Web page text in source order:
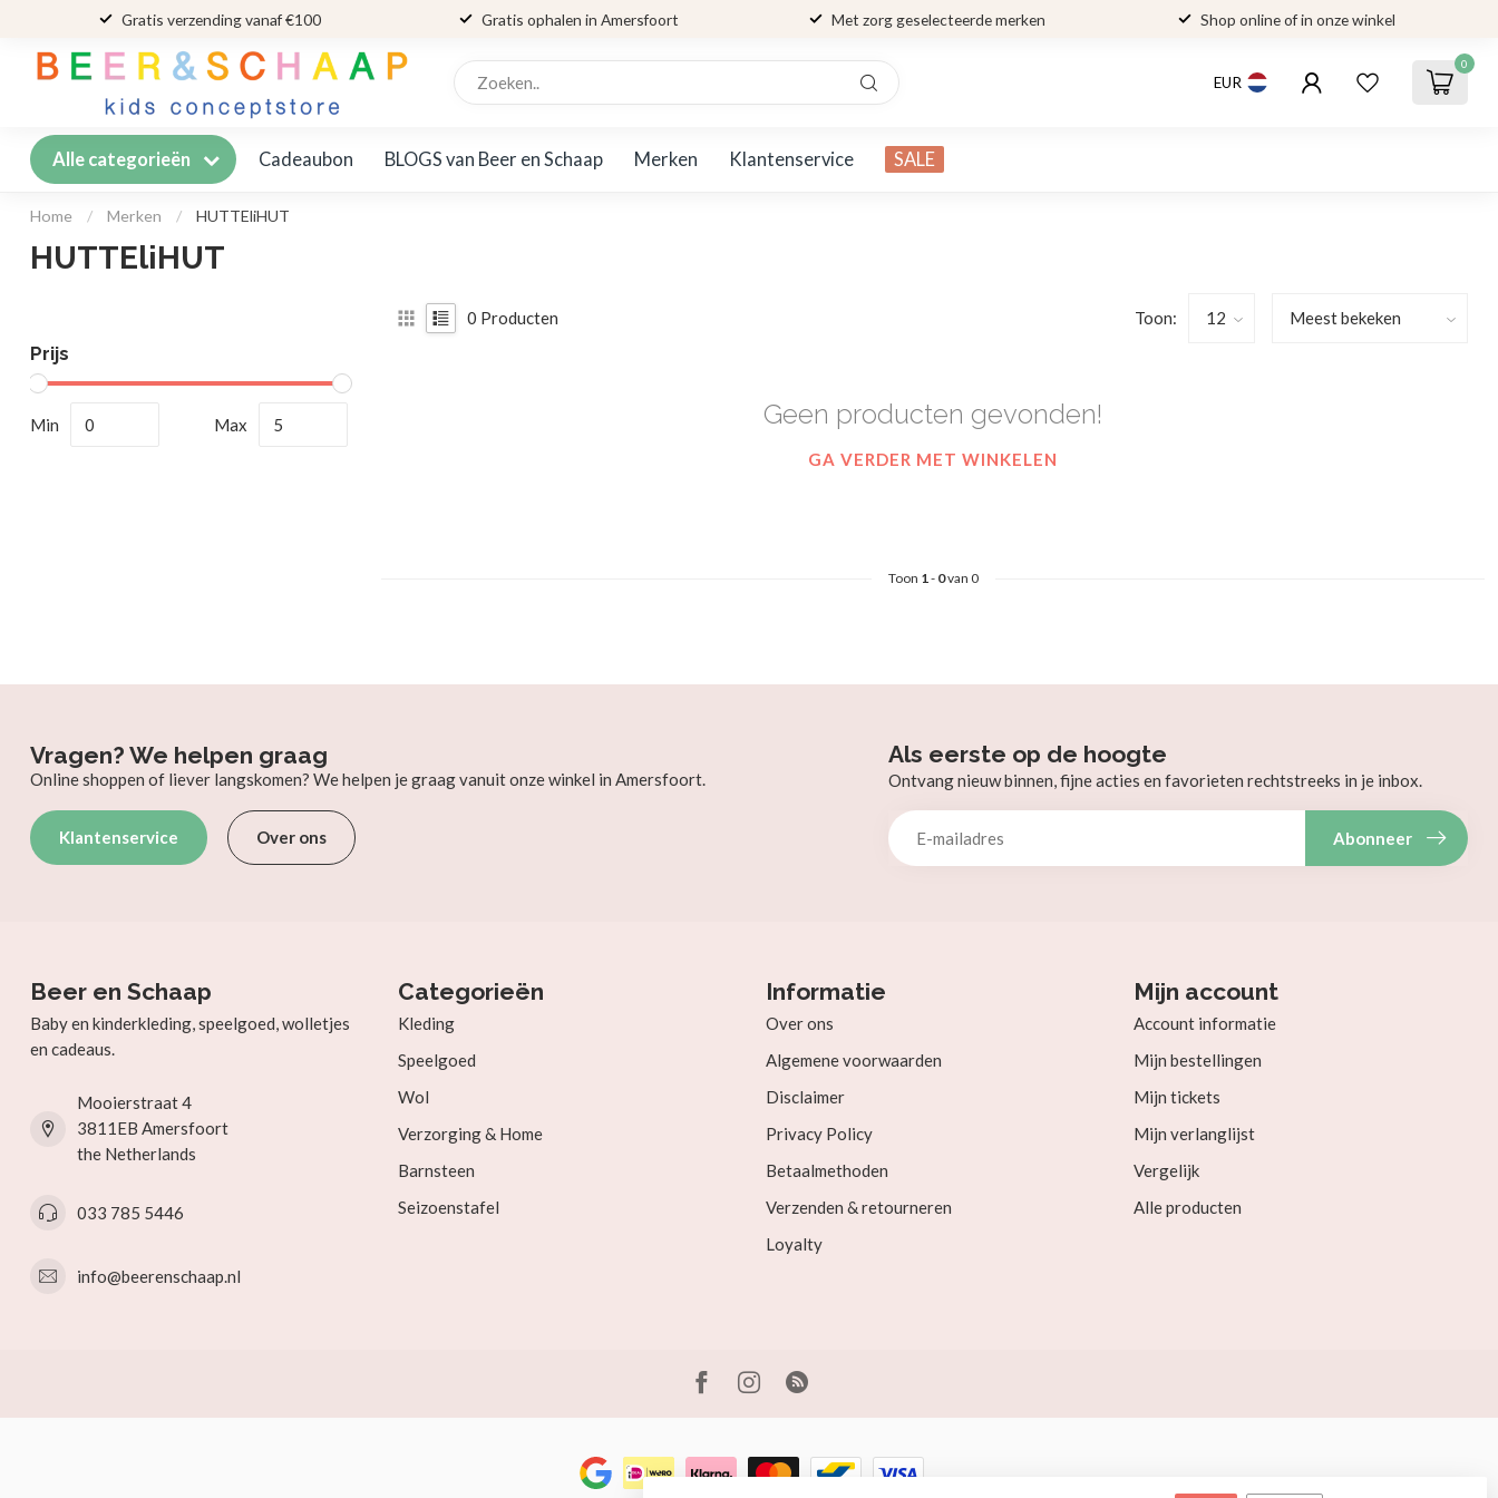
Gratis verzending vanaf €100 Gratis ophalen in Amersfoort Met zorg geselecteerde merken Shop online of in onze winkel
EUR
0
Alle categorieën Cadeaubon BLOGS van Beer en Schaap Merken Klantenservice SALE
Home / Merken / HUTTEliHUT
HUTTEliHUT
Prijs
Min Max
0 Producten Toon:
Geen producten gevonden!
GA VERDER MET WINKELEN
Toon 1- 0van 0
Vragen? We helpen graag
Online shoppen of liever langskomen? We helpen je graag vanuit onze winkel in Amersfoort.
Klantenservice Over ons
Als eerste op de hoogte
Ontvang nieuw binnen, fijne acties en favorieten rechtstreeks in je inbox.
Abonneer
Beer en Schaap
Baby en kinderkleding, speelgoed, wolletjes
en cadeaus.
Mooierstraat 4
3811EB Amersfoort
the Netherlands
033 785 5446
info@beerenschaap.nl
Categorieën
Kleding
Speelgoed
Wol
Verzorging & Home
Barnsteen
Seizoenstafel
Informatie
Over ons
Algemene voorwaarden
Disclaimer
Privacy Policy
Betaalmethoden
Verzenden & retourneren
Loyalty
Mijn account
Account informatie
Mijn bestellingen
Mijn tickets
Mijn verlanglijst
Vergelijk
Alle producten